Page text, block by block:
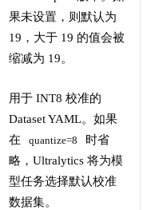
果未设置，则默认为
19，大于 19 的值会被
缩减为 19。
用于 INT8 校准的
Dataset YAML。如果
在
quantize=8
时省
略，Ultralytics 将为模
型任务选择默认校准
数据集。